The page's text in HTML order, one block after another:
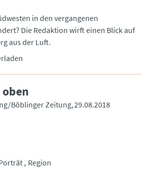
in den vergangenen
Die Redaktion wirft einen Blick auf
aus der Luft.
Böblinger Zeitung 29.08.2018
Region